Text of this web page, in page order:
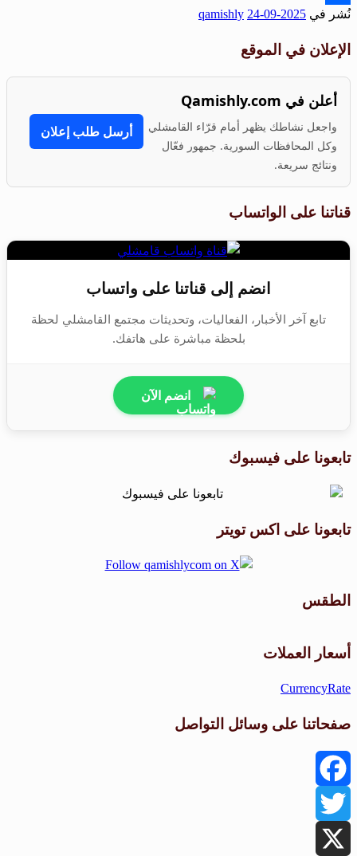
Share
نُشر في 2025-09-24
qamishly
الإعلان في الموقع
أعلن في Qamishly.com
واجعل نشاطك يظهر أمام قرّاء القامشلي
وكل المحافظات السورية. جمهور فعّال
ونتائج سريعة.
أرسل طلب إعلان
قناتنا على الواتساب
انضم إلى قناتنا على واتساب
تابع آخر الأخبار، الفعاليات، وتحديثات مجتمع القامشلي لحظة
بلحظة مباشرة على هاتفك.
انضم الآن
تابعونا على فيسبوك
تابعونا على اكس تويتر
الطقس
أسعار العملات
CurrencyRate
صفحاتنا على وسائل التواصل
Facebook
Twitter